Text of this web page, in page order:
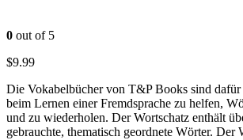
0 out of 5
$9.99
Die Vokabelbücher von T&P Books sind dafür
beim Lernen einer Fremdsprache zu helfen,
und zu wiederholen. Der Wortschatz enthält
gebrauchte, thematisch geordnete Wörter. Der